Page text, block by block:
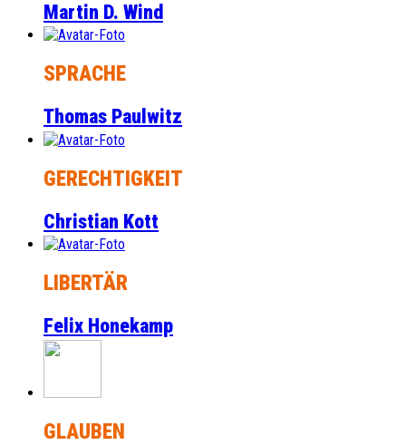
Martin D. Wind
SPRACHE
Thomas Paulwitz
GERECHTIGKEIT
Christian Kott
LIBERTÄR
Felix Honekamp
GLAUBEN